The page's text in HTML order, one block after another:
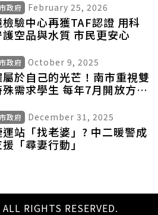
政府 February 25, 2026
驗中心再獲TAF認證 用科
空品與水質 市民更安心
政府 October 9, 2025
屬於自己的光芒！南市重視雙
殊需求學生 每年7月開放方案
政府 December 31, 2025
站「找老婆」? 中二暖警成
「尋妻行動」
RIGHTS RESERVED.